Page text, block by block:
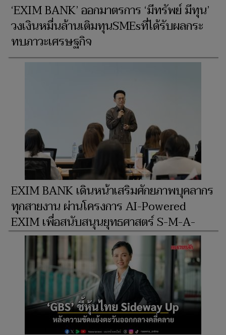
‘EXIM BANK’ ออกมาตรการ ‘มีทรัพย์ มีทุน’
วงเงินหมื่นล้านเติมทุนSMEsที่ได้รับผลกระ
ทบภาวะเศรษฐกิจ
EXIM BANK เดินหน้าเสริมศักยภาพบุคลากร
ทุกสายงาน ผ่านโครงการ AI-Powered
EXIM เพื่อสนับสนุนยุทธศาสตร์ S-M-A-